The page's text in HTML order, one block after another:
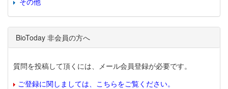
BioToday 非会員の方へ
質問を投稿して頂くには、メール会員登録が必要です。
ご登録に関しましては、こちらをご覧ください。